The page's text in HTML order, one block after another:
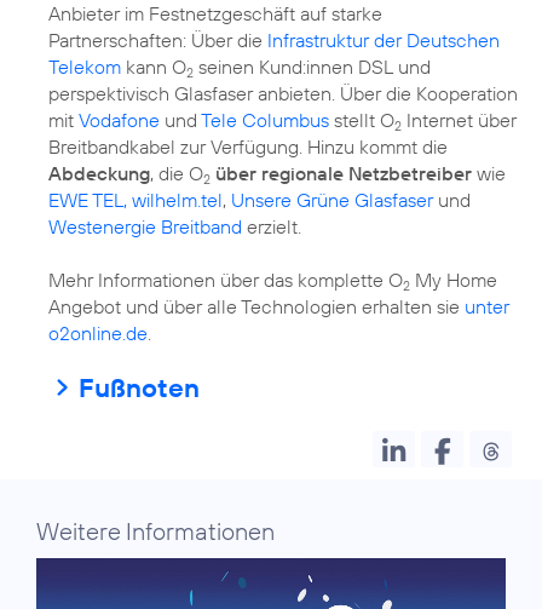
Anbieter im Festnetzgeschäft auf starke
Partnerschaften: Über die Infrastruktur der Deutschen
Telekom kann O2 seinen Kund:innen DSL und
perspektivisch Glasfaser anbieten. Über die Kooperation
mit Vodafone und Tele Columbus stellt O2 Internet über
Breitbandkabel zur Verfügung. Hinzu kommt die
Abdeckung, die O2 über regionale Netzbetreiber wie
EWE TEL, wilhelm.tel, Unsere Grüne Glasfaserund
Westenergie Breitband erzielt.
Mehr Informationen über das komplette O2 My Home
Angebot und über alle Technologien erhalten sie unter
o2online.de.
Fußnoten
Weitere Informationen